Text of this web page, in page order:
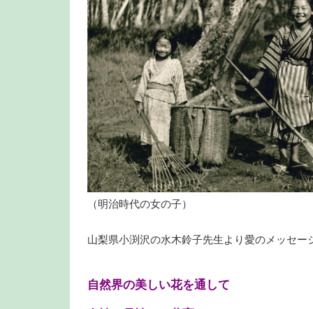
（明治時代の女の子）
山梨県小渕沢の水木鈴子先生より愛のメッセー
自然界の美しい花を通して